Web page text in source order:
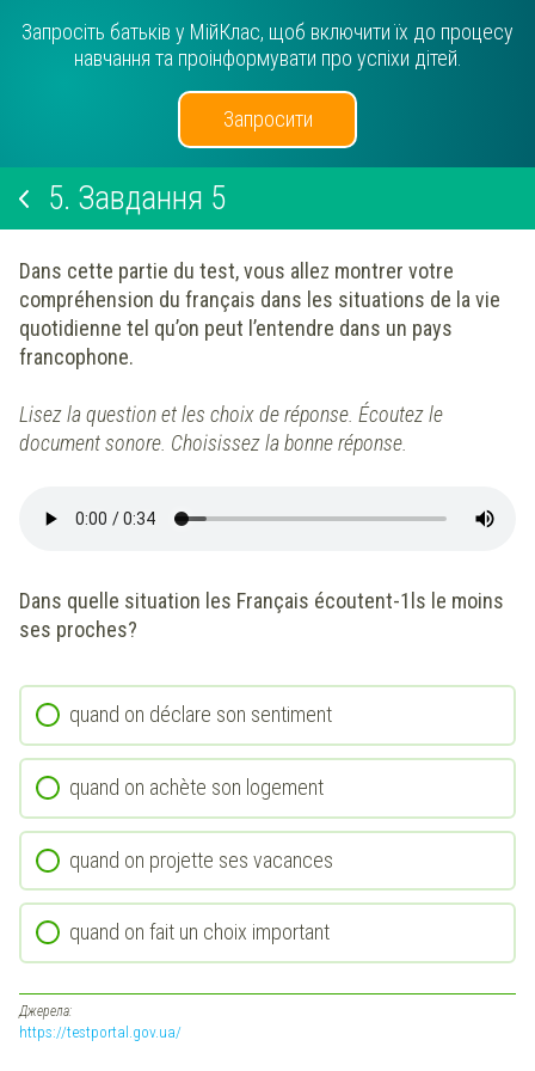
Запросіть батьків у МійКлас, щоб включити їх до процесу
навчання та проінформувати про успіхи дітей.
Запросити
5. Завдання 5
Dans cette partie du test, vous allez montrer votre
compréhension du français dans les situations de la vie
quotidienne tel qu’on peut l’entendre dans un pays
francophone.
Lisez la question et les choix de réponse. Écoutez le
document sonore. Choisissez labonne réponse.
Dans quelle situation les Français écoutent-1ls le moins
ses proches?
quand on déclare son sentiment
quand on achète son logement
quand on projette ses vacances
quand on fait un choix important
Джерела:
https://testportal.gov.ua/